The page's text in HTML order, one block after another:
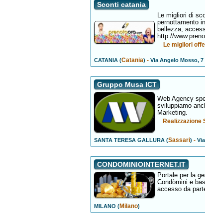
Sconti catania
Le migliori di
pernottamento
bellezza,
http://
Le migliori
CATANIA (Catania) -Via Angelo Mosso, 7
Gruppo Musa ICT
Web Agency
sviluppiamo
Marketing.
Realizzazione
SANTA TERESA GALLURA (Sassari) -Via
CONDOMINIOINTERNET.IT
Portale per la
Condòmini e
accesso da
MILANO (Milano)